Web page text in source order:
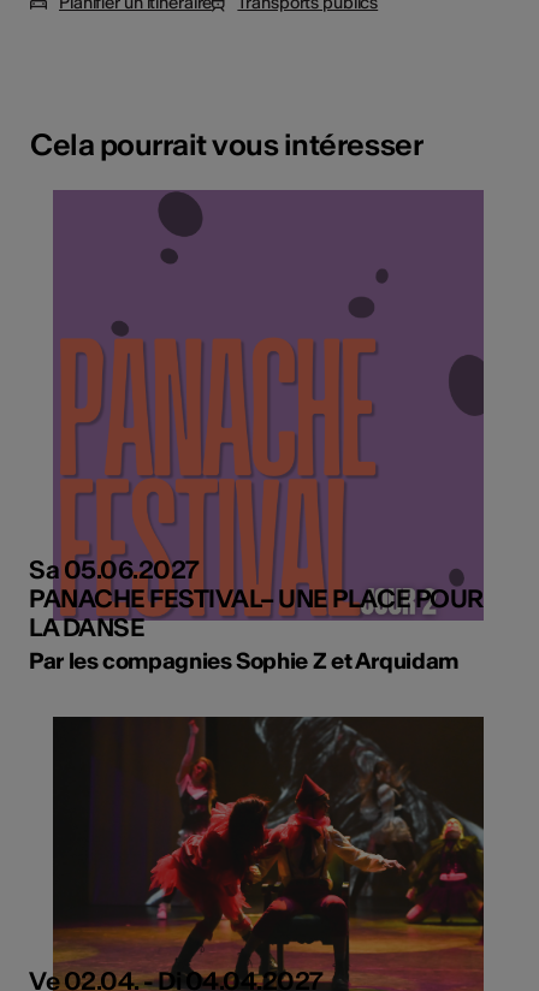
Cela pourrait vous intéresser
Sa 05.06.2027
PANACHE FESTIVAL– UNE PLACE POUR
LA DANSE
Par les compagnies Sophie Z et Arquidam
Ve 02.04. - Di 04.04.2027